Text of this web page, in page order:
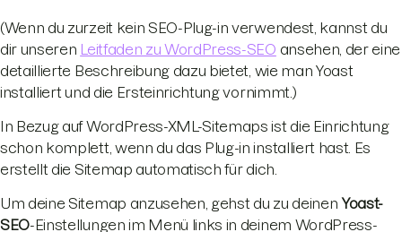
(Wenn du zurzeit kein SEO-Plug-in verwendest, kannst du
dir unseren Leitfaden zu WordPress-SEO ansehen, der eine
detaillierte Beschreibung dazu bietet, wie man Yoast
installiert und die Ersteinrichtung vornimmt.)
In Bezug auf WordPress-XML-Sitemaps ist die Einrichtung
schon komplett, wenn du das Plug-in installiert hast. Es
erstellt die Sitemap automatisch für dich.
Um deine Sitemap anzusehen, gehst du zu deinen Yoast-
SEO-Einstellungen im Menü links in deinem WordPress-